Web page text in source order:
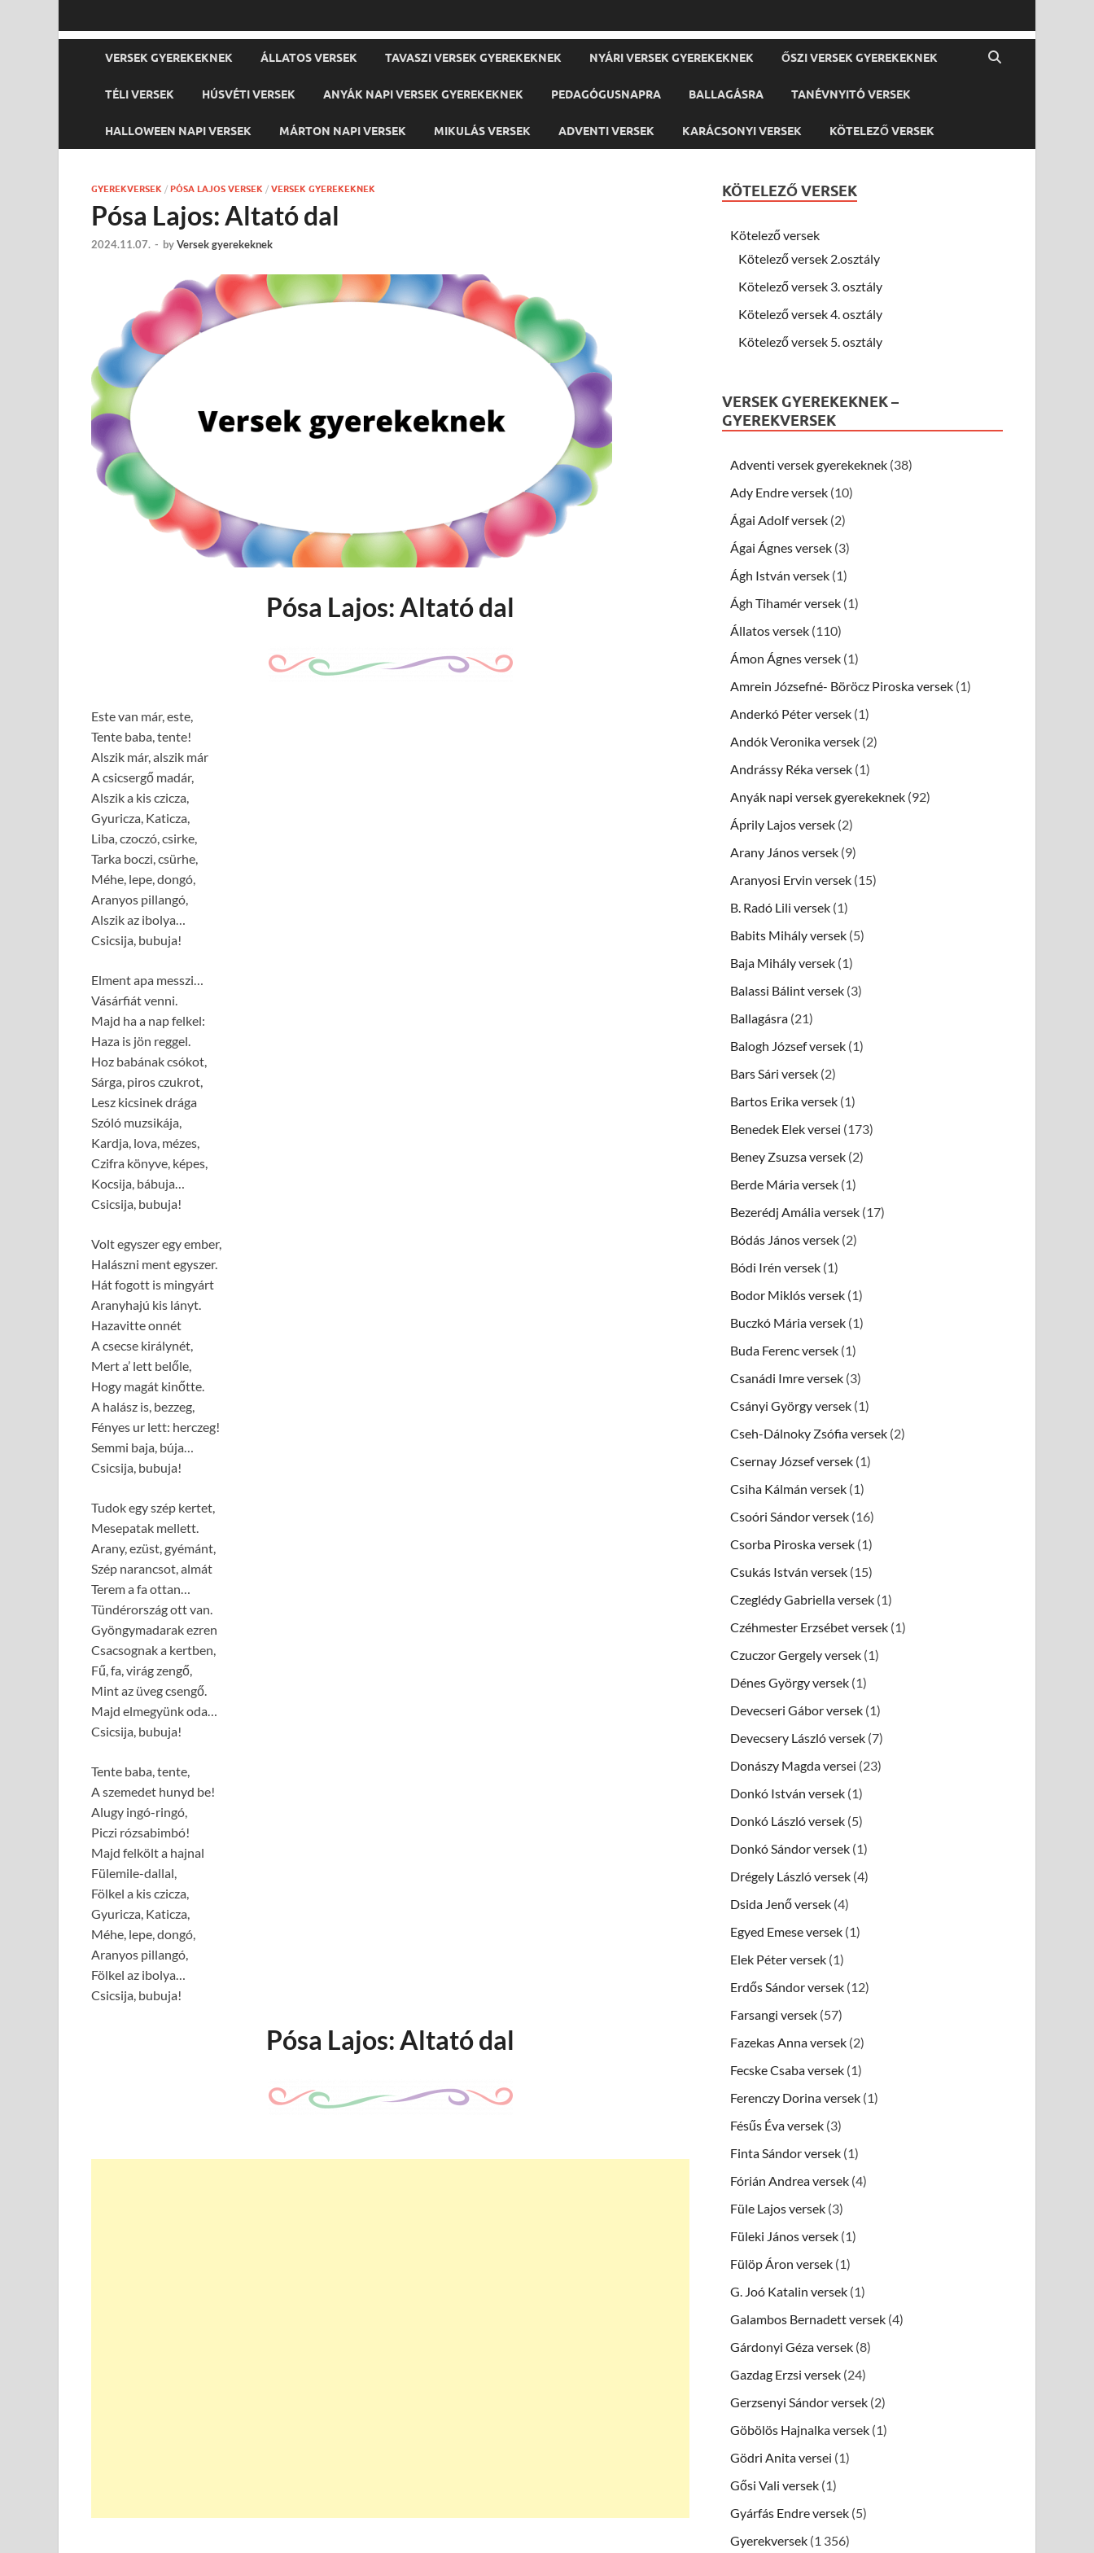
VERSEK GYEREKEKNEK ÁLLATOS VERSEK TAVASZI VERSEK GYEREKEKNEK NYÁRI VERSEK GYEREKEKNEK ŐSZI VERSEK GYEREKEKNEK
TÉLI VERSEK HÚSVÉTI VERSEK ANYÁK NAPI VERSEK GYEREKEKNEK PEDAGÓGUSNAPRA BALLAGÁSRA TANÉVNYITÓ VERSEK
HALLOWEEN NAPI VERSEK MÁRTON NAPI VERSEK MIKULÁS VERSEK ADVENTI VERSEK KARÁCSONYI VERSEK KÖTELEZŐ VERSEK
GYEREKVERSEK / PÓSA LAJOS VERSEK / VERSEK GYEREKEKNEK
Pósa Lajos: Altató dal
2024.11.07. - byVersek gyerekeknek
Pósa Lajos: Altató dal
Este van már, este,
Tente baba, tente!
Alszik már, alszik már
A csicsergő madár,
Alszik a kis czicza,
Gyuricza, Katicza,
Liba, czoczó, csirke,
Tarka boczi, csürhe,
Méhe, lepe, dongó,
Aranyos pillangó,
Alszik az ibolya…
Csicsija, bubuja!
Elment apa messzi…
Vásárfiát venni.
Majd ha a nap felkel:
Haza is jön reggel.
Hoz babának csókot,
Sárga, piros czukrot,
Lesz kicsinek drága
Szóló muzsikája,
Kardja, lova, mézes,
Czifra könyve, képes,
Kocsija, bábuja…
Csicsija, bubuja!
Volt egyszer egy ember,
Halászni ment egyszer.
Hát fogott is mingyárt
Aranyhajú kis lányt.
Hazavitte onnét
A csecse királynét,
Mert a’ lett belőle,
Hogy magát kinőtte.
A halász is, bezzeg,
Fényes ur lett: herczeg!
Semmi baja, búja…
Csicsija, bubuja!
Tudok egy szép kertet,
Mesepatak mellett.
Arany, ezüst, gyémánt,
Szép narancsot, almát
Terem a fa ottan…
Tündérország ott van.
Gyöngymadarak ezren
Csacsognak a kertben,
Fű, fa, virág zengő,
Mint az üveg csengő.
Majd elmegyünk oda…
Csicsija, bubuja!
Tente baba, tente,
A szemedet hunyd be!
Alugy ingó-ringó,
Piczi rózsabimbó!
Majd felkölt a hajnal
Fülemile-dallal,
Fölkel a kis czicza,
Gyuricza, Katicza,
Méhe, lepe, dongó,
Aranyos pillangó,
Fölkel az ibolya…
Csicsija, bubuja!
Pósa Lajos: Altató dal
KÖTELEZŐ VERSEK
Kötelező versek
Kötelező versek 2.osztály
Kötelező versek 3. osztály
Kötelező versek 4. osztály
Kötelező versek 5. osztály
VERSEK GYEREKEKNEK –
GYEREKVERSEK
Adventi versek gyerekeknek (38)
Ady Endre versek (10)
Ágai Adolf versek (2)
Ágai Ágnes versek (3)
Ágh István versek (1)
Ágh Tihamér versek (1)
Állatos versek (110)
Ámon Ágnes versek (1)
Amrein Józsefné- Böröcz Piroska versek (1)
Anderkó Péter versek (1)
Andók Veronika versek (2)
Andrássy Réka versek (1)
Anyák napi versek gyerekeknek (92)
Áprily Lajos versek (2)
Arany János versek (9)
Aranyosi Ervin versek (15)
B. Radó Lili versek (1)
Babits Mihály versek (5)
Baja Mihály versek (1)
Balassi Bálint versek (3)
Ballagásra (21)
Balogh József versek (1)
Bars Sári versek (2)
Bartos Erika versek (1)
Benedek Elek versei (173)
Beney Zsuzsa versek (2)
Berde Mária versek (1)
Bezerédj Amália versek (17)
Bódás János versek (2)
Bódi Irén versek (1)
Bodor Miklós versek (1)
Buczkó Mária versek (1)
Buda Ferenc versek (1)
Csanádi Imre versek (3)
Csányi György versek (1)
Cseh-Dálnoky Zsófia versek (2)
Csernay József versek (1)
Csiha Kálmán versek (1)
Csoóri Sándor versek (16)
Csorba Piroska versek (1)
Csukás István versek (15)
Czeglédy Gabriella versek (1)
Czéhmester Erzsébet versek (1)
Czuczor Gergely versek (1)
Dénes György versek (1)
Devecseri Gábor versek (1)
Devecsery László versek (7)
Donászy Magda versei (23)
Donkó István versek (1)
Donkó László versek (5)
Donkó Sándor versek (1)
Drégely László versek (4)
Dsida Jenő versek (4)
Egyed Emese versek (1)
Elek Péter versek (1)
Erdős Sándor versek (12)
Farsangi versek (57)
Fazekas Anna versek (2)
Fecske Csaba versek (1)
Ferenczy Dorina versek (1)
Fésűs Éva versek (3)
Finta Sándor versek (1)
Fórián Andrea versek (4)
Füle Lajos versek (3)
Füleki János versek (1)
Fülöp Áron versek (1)
G. Joó Katalin versek (1)
Galambos Bernadett versek (4)
Gárdonyi Géza versek (8)
Gazdag Erzsi versek (24)
Gerzsenyi Sándor versek (2)
Göbölös Hajnalka versek (1)
Gödri Anita versei (1)
Gősi Vali versek (1)
Gyárfás Endre versek (5)
Gyerekversek (1 356)